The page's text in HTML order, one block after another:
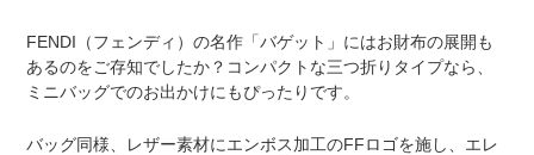
FENDI（フェンディ）の名作「バゲット」にはお財布の展開も
あるのをご存知でしたか？コンパクトな三つ折りタイプなら、
ミニバッグでのお出かけにもぴったりです。
バッグ同様、レザー素材にエンボス加工のFFロゴを施し、エレ